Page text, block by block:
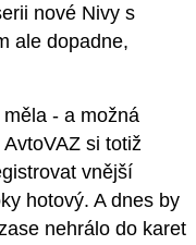
nové Nivy s
ale dopadne,
- a možná
si totiž
vnější
hotový. A dnes by
nehrálo do karet